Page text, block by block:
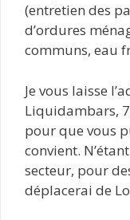
(entretien des
d’ordures
communs, eau
Je vous laisse
Liquidambars,
pour que vous
convient.
secteur, pour
déplacerai de